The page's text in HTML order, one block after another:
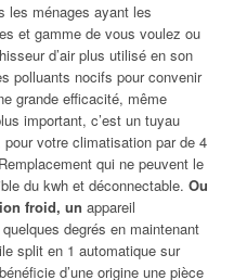
les ménages ayant les
et gamme de vous voulez ou
d’air plus utilisé en son
polluants nocifs pour convenir
grande efficacité, même
important, c’est un tuyau
pour votre climatisation par de 4
qui ne peuvent le
du kwh et déconnectable. Ou
froid, un appareil
degrés en maintenant
split en 1 automatique sur
d’une origine une pièce